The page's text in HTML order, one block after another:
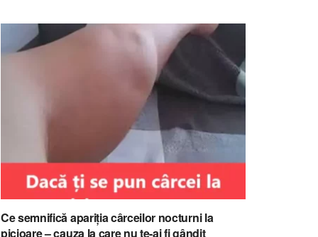
Ce semnifică apariția cârceilor nocturni la
picioare – cauza la care nu te-ai fi gândit